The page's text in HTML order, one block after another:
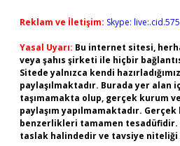
Reklam ve İletişim: Skype:
Yasal Uyarı: Bu internet sitesi,
veya şahıs şirketi ile hiçbir
Sitede yalnızca kendi
paylaşılmaktadır. Burada yer
taşımamakta olup, gerçek kurum
paylaşım yapılmamaktadır.
benzerlikleri tamamen
taslak halindedir ve tavsiye niteliği